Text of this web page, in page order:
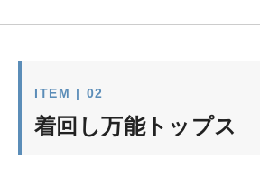
ITEM | 02
着回し万能トップス